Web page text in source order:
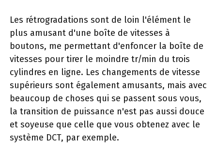
Les rétrogradations sont de loin l'élément le
plus amusant d'une boîte de vitesses à
boutons, me permettant d'enfoncer la boîte de
vitesses pour tirer le moindre tr/min du trois
cylindres en ligne. Les changements de vitesse
supérieurs sont également amusants, mais avec
beaucoup de choses qui se passent sous vous,
la transition de puissance n'est pas aussi douce
et soyeuse que celle que vous obtenez avec le
système DCT, par exemple.